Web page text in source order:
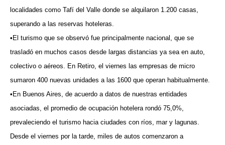
localidades como Tafí del Valle donde se alquilaron 1.200 casas,
superando a las reservas hoteleras.
•El turismo que se observó fue principalmente nacional, que se
trasladó en muchos casos desde largas distancias ya sea en auto,
colectivo o aéreos. En Retiro, el viernes las empresas de micro
sumaron 400 nuevas unidades a las 1600 que operan habitualmente.
•En Buenos Aires, de acuerdo a datos de nuestras entidades
asociadas, el promedio de ocupación hotelera rondó 75,0%,
prevaleciendo el turismo hacia ciudades con ríos, mar y lagunas.
Desde el viernes por la tarde, miles de autos comenzaron a